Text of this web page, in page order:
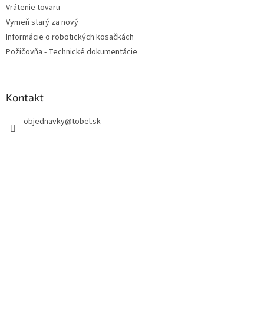
Vrátenie tovaru
Vymeň starý za nový
Informácie o robotických kosačkách
Požičovňa - Technické dokumentácie
Kontakt
objednavky@tobel.sk